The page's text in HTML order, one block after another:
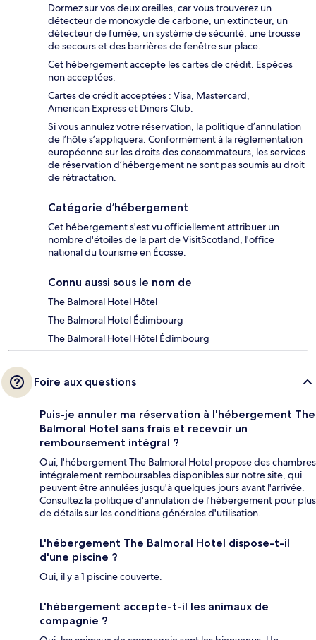
Dormez sur vos deux oreilles, car vous trouverez un
détecteur de monoxyde de carbone, un extincteur, un
détecteur de fumée, un système de sécurité, une trousse
de secours et des barrières de fenêtre sur place.
Cet hébergement accepte les cartes de crédit. Espèces
non acceptées.
Cartes de crédit acceptées : Visa, Mastercard,
American Express et Diners Club.
Si vous annulez votre réservation, la politique d’annulation
de l’hôte s’appliquera. Conformément à la réglementation
européenne sur les droits des consommateurs, les services
de réservation d’hébergement ne sont pas soumis au droit
de rétractation.
Catégorie d’hébergement
Cet hébergement s'est vu officiellement attribuer un
nombre d'étoiles de la part de VisitScotland, l'office
national du tourisme en Écosse.
Connu aussi sous le nom de
The Balmoral Hotel Hôtel
The Balmoral Hotel Édimbourg
The Balmoral Hotel Hôtel Édimbourg
Foire aux questions
Puis-je annuler ma réservation à l'hébergement The
Balmoral Hotel sans frais et recevoir un
remboursement intégral ?
Oui, l'hébergement The Balmoral Hotel propose des chambres
intégralement remboursables disponibles sur notre site, qui
peuvent être annulées jusqu'à quelques jours avant l'arrivée.
Consultez la politique d'annulation de l'hébergement pour plus
de détails sur les conditions générales d'utilisation.
L'hébergement The Balmoral Hotel dispose-t-il
d'une piscine ?
Oui, il y a 1 piscine couverte.
L'hébergement accepte-t-il les animaux de
compagnie ?